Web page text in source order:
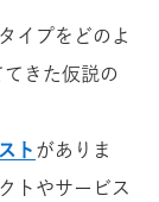
イプをどのよ
きた仮説の
ト がありま
トやサービス